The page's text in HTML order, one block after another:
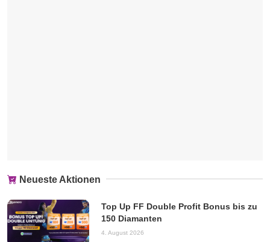
Neueste Aktionen
Top Up FF Double Profit Bonus bis zu
150 Diamanten
4. August 2026